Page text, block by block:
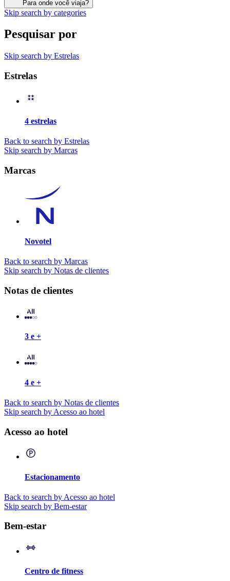
Para onde você viaja?
Skip search by categories
Pesquisar por
Skip search by Estrelas
Estrelas
4 estrelas
Back to search by Estrelas
Skip search by Marcas
Marcas
Novotel
Back to search by Marcas
Skip search by Notas de clientes
Notas de clientes
3 e +
4 e +
Back to search by Notas de clientes
Skip search by Acesso ao hotel
Acesso ao hotel
Estacionamento
Back to search by Acesso ao hotel
Skip search by Bem-estar
Bem-estar
Centro de fitness